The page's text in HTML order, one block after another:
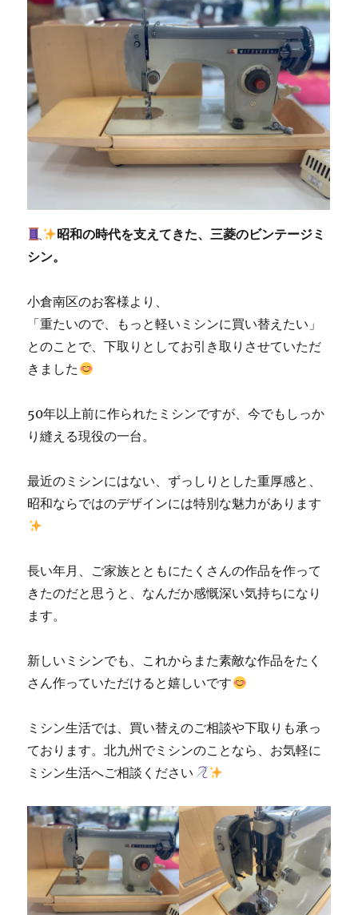
昭和の時代を支えてきた、三菱のビンテージミ
シン。
小倉南区のお客様より、
「重たいので、もっと軽いミシンに買い替えたい」
とのことで、下取りとしてお引き取りさせていただ
きました
50年以上前に作られたミシンですが、今でもしっか
り縫える現役の一台。
最近のミシンにはない、ずっしりとした重厚感と、
昭和ならではのデザインには特別な魅力があります
長い年月、ご家族とともにたくさんの作品を作って
きたのだと思うと、なんだか感慨深い気持ちになり
ます。
新しいミシンでも、これからまた素敵な作品をたく
さん作っていただけると嬉しいです
ミシン生活では、買い替えのご相談や下取りも承っ
ております。北九州でミシンのことなら、お気軽に
ミシン生活へご相談ください